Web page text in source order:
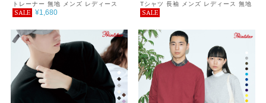
トレーナー 無地 メンズ レディース
キッズ シンプル カジュアル おしゃれ
ック 裏毛 8.4オンス ゆったり 春 秋
巣ごもり プチプラ コーデ
SALE ¥1,680
Tシャツ 長袖 メンズ レディース 無地
シンプル カジュアル プチプラ 使いま
長袖Tシャツ 厚手 服 7.4オンス
SALE